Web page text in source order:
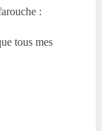
:
tous mes